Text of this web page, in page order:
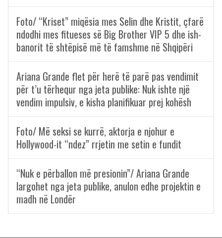
Foto/ “Kriset” miqësia mes Selin dhe Kristit, çfarë
ndodhi mes fitueses së Big Brother VIP 5 dhe ish-
banorit të shtëpisë më të famshme në Shqipëri
Ariana Grande flet për herë të parë pas vendimit
për t’u tërhequr nga jeta publike: Nuk ishte një
vendim impulsiv, e kisha planifikuar prej kohësh
Foto/ Më seksi se kurrë, aktorja e njohur e
Hollywood-it “ndez” rrjetin me setin e fundit
“Nuk e përballon më presionin”/ Ariana Grande
largohet nga jeta publike, anulon edhe projektin e
madh në Londër